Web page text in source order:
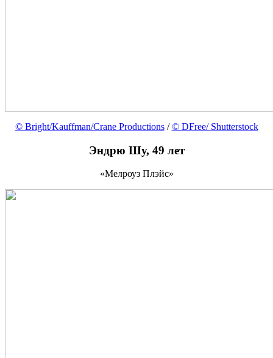
© Bright/Kauffman/Crane Productions/© DFree/ Shutterstock
Эндрю Шу, 49 лет
«Мелроуз Плэйс»